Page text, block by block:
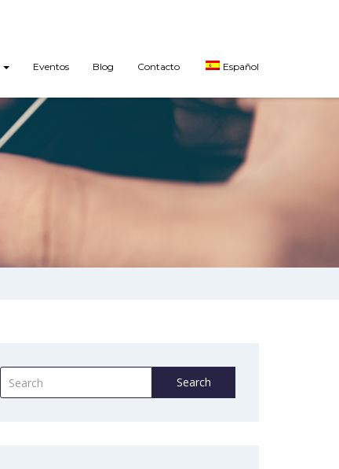
Eventos Blog Contacto Español
Search